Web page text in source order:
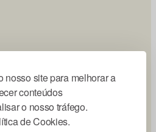
nosso site para melhorar a
conteúdos
o nosso tráfego.
de Cookies.